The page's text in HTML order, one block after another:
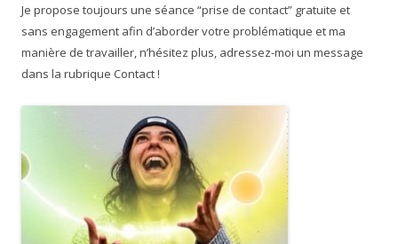
Je propose toujours une séance “prise de contact” gratuite et
sans engagement afin d’aborder votre problématique et ma
manière de travailler, n’hésitez plus, adressez-moi un message
dans la rubrique Contact !